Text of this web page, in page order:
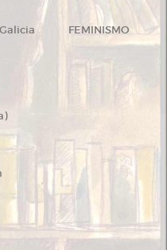
Galicia FEMINISMO